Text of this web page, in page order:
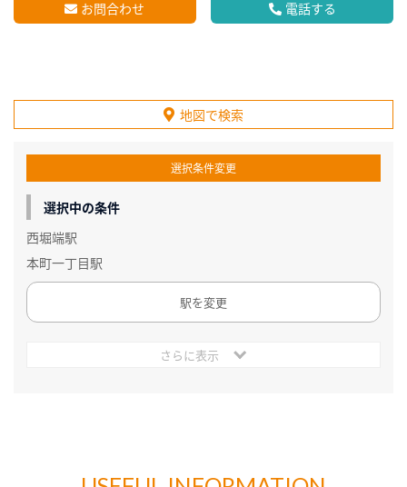
お問合わせ 電話する
地図で検索
選択条件変更
選択中の条件
西堀端駅
本町一丁目駅
駅を変更
さらに表示